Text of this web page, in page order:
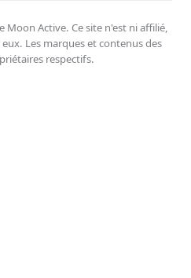
Moon Active. Ce site n'est ni affilié,
Les marques et contenus des
respectifs.